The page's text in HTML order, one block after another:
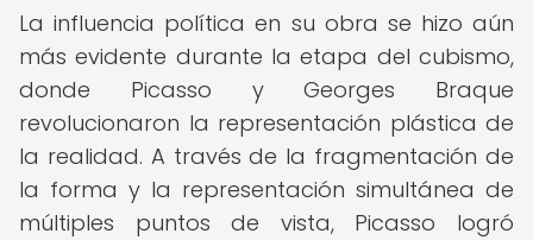
La influencia política en su obra se hizo aún
más evidente durante la etapa del cubismo,
donde Picasso y Georges Braque
revolucionaron la representación plástica de
la realidad. A través de la fragmentación de
la forma y la representación simultánea de
múltiples puntos de vista, Picasso logró